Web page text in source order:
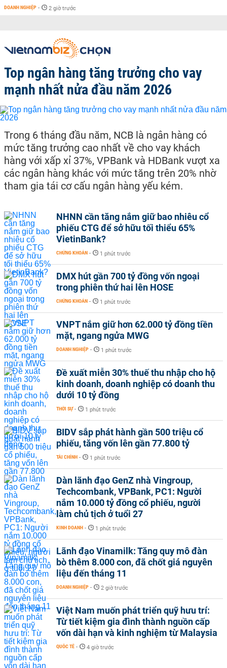
DOANH NGHIỆP - 2 giờ trước
Top ngân hàng tăng trưởng cho vay
mạnh nhất nửa đầu năm 2026
Trong 6 tháng đầu năm, NCB là ngân hàng có
mức tăng trưởng cao nhất về cho vay khách
hàng với xấp xỉ 37%, VPBank và HDBank vượt xa
các ngân hàng khác với mức tăng trên 20% nhờ
tham gia tái cơ cấu ngân hàng yếu kém.
NHNN cần tăng nắm giữ bao nhiêu cổ
phiếu CTG để sở hữu tối thiểu 65%
VietinBank?
CHỨNG KHOÁN - 1 phút trước
DMX hút gần 700 tỷ đồng vốn ngoại
trong phiên thứ hai lên HOSE
CHỨNG KHOÁN - 1 phút trước
VNPT nắm giữ hơn 62.000 tỷ đồng tiền
mặt, ngang ngửa MWG
DOANH NGHIỆP - 1 phút trước
Đề xuất miễn 30% thuế thu nhập cho hộ
kinh doanh, doanh nghiệp có doanh thu
dưới 10 tỷ đồng
THỜI SỰ - 1 phút trước
BIDV sắp phát hành gần 500 triệu cổ
phiếu, tăng vốn lên gần 77.800 tỷ
TÀI CHÍNH - 1 phút trước
Dàn lãnh đạo GenZ nhà Vingroup,
Techcombank, VPBank, PC1: Người
nắm 10.000 tỷ đồng cổ phiếu, người
làm chủ tịch ở tuổi 27
KINH DOANH - 1 phút trước
Lãnh đạo Vinamilk: Tăng quy mô đàn
bò thêm 8.000 con, đã chốt giá nguyên
liệu đến tháng 11
DOANH NGHIỆP - 2 giờ trước
Việt Nam muốn phát triển quỹ hưu trí:
Từ tiết kiệm gia đình thành nguồn cấp
vốn dài hạn và kinh nghiệm từ Malaysia
QUỐC TẾ - 4 giờ trước